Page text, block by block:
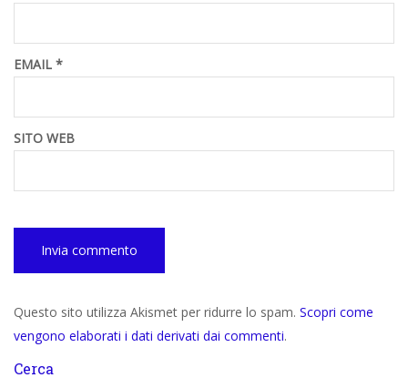
EMAIL *
SITO WEB
Questo sito utilizza Akismet per ridurre lo spam. Scopri come
vengono elaborati i dati derivati dai commenti.
Cerca